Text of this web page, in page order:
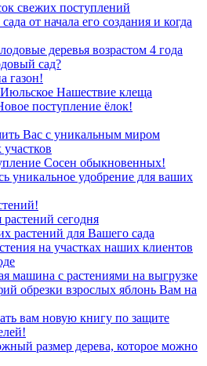
свежих поступлений
от начала его создания и когда
деревья возрастом 4 года
сад?
газон!
Нашествие клеща
поступление ёлок!
Вас с уникальным миром
Сосен обыкновенных!
уникальное удобрение для ваших
сегодня
растений для Вашего сада
на участках наших клиентов
машина с растениями на выгрузке
обрезки взрослых яблонь Вам на
вам новую книгу по защите
размер дерева, которое можно